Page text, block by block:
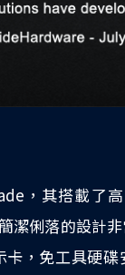
，其搭載了
俐落的設計
，免工具硬